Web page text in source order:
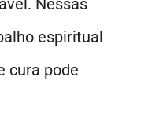
Nessas
espiritual
cura pode